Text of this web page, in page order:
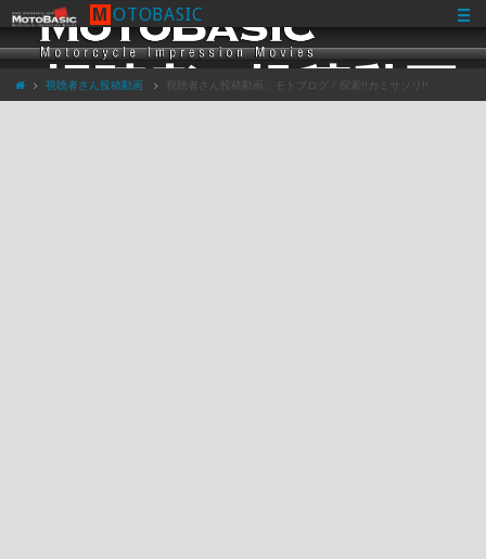
M OTOBASIC
視聴者さん投稿動画 視聴者さん投稿動画：モトブログ / 探索!!カミサソリ!!